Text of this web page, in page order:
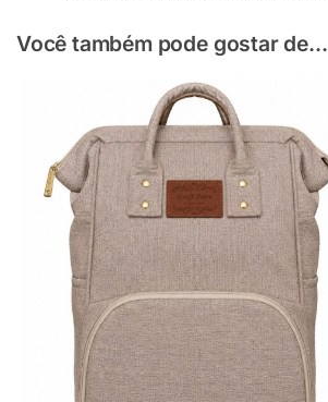
Você também pode gostar de...